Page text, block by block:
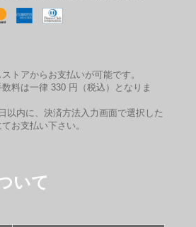
トアからお支払いが可能です。
料は一律 330 円（税込）となりま
以内に、決済方法入力画面で選択した
お支払い下さい。
いて